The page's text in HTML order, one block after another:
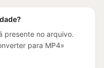
presente no arquivo.
para MP4»